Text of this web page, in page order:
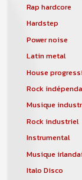
Rap hardcore
Hardstep
Power noise
Latin metal
House
Rock
Musique
Rock industriel
Instrumental
Musique
Italo Disco